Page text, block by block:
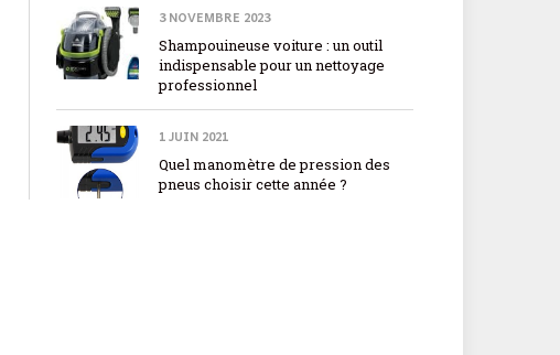
3 NOVEMBRE 2023
Shampouineuse voiture : un outil
indispensable pour un nettoyage
professionnel
1 JUIN 2021
Quel manomètre de pression des
pneus choisir cette année ?